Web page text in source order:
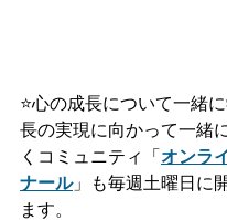
⭐️心の成長について一緒
長の実現に向かって一緒
くコミュニティ「 オンラ
ナール」も毎週土曜日に
ます。